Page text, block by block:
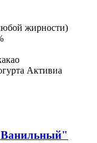
жирности)
Активиа